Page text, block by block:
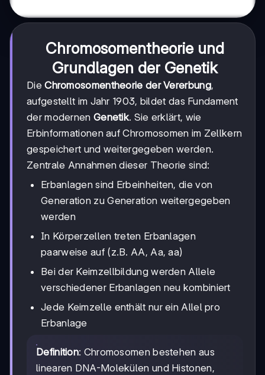
Chromosomentheorie und
Grundlagen der Genetik
DieChromosomentheorie der Vererbung,
aufgestellt im Jahr 1903, bildet das Fundament
der modernen Genetik. Sie erklärt, wie
Erbinformationen auf Chromosomen im Zellkern
gespeichert und weitergegeben werden.
Zentrale Annahmen dieser Theorie sind:
Erbanlagen sind Erbeinheiten, die von
Generation zu Generation weitergegeben
werden
In Körperzellen treten Erbanlagen
paarweise auf (z.B. AA, Aa, aa)
Bei der Keimzellbildung werden Allele
verschiedener Erbanlagen neu kombiniert
Jede Keimzelle enthält nur ein Allel pro
Erbanlage
Definition: Chromosomen bestehen aus
linearen DNA-Molekülen und Histonen,